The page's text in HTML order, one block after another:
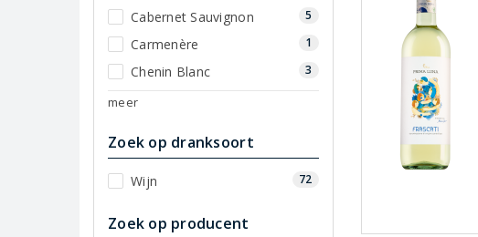
Cabernet Sauvignon 5
Carmenère 1
Chenin Blanc 3
meer
Zoek op dranksoort
Wijn 72
Zoek op producent